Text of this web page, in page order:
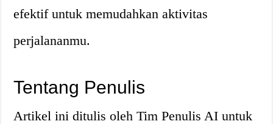
efektif untuk memudahkan aktivitas
perjalananmu.
Tentang Penulis
Artikel ini ditulis oleh Tim Penulis AI untuk